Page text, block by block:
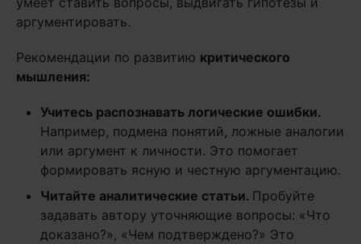
аргументировать.
Рекомендации по развитию критического
мышления:
Учитесь распознавать логические ошибки.
Например, подмена понятий, ложные аналогии
или аргумент к личности. Это помогает
формировать ясную и честную аргументацию.
Читайте аналитические статьи. Пробуйте
задавать автору уточняющие вопросы: «Что
доказано?», «Чем подтверждено?» Это